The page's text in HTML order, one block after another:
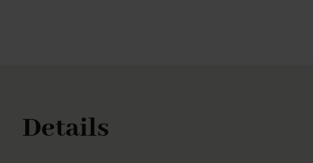
assortimentNaast sidetables hebben wij ook andere
meubelen in onze collectie. Zo hebben wij ook
Details